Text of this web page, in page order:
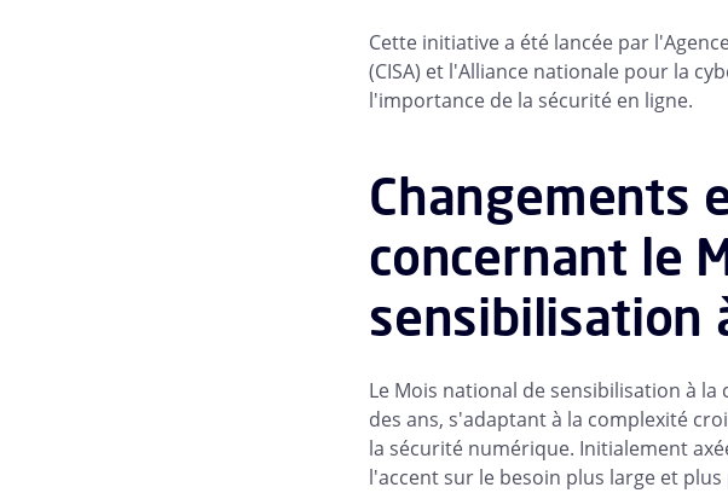
Cette initiative a été lancée par
(CISA) et l'Alliance nationale pour la
l'importance de la sécurité en ligne.
Changements
concernant le
sensibilisation
Le Mois national de sensibilisation à
des ans, s'adaptant à la complexité
la sécurité numérique. Initialement
l'accent sur le besoin plus large et